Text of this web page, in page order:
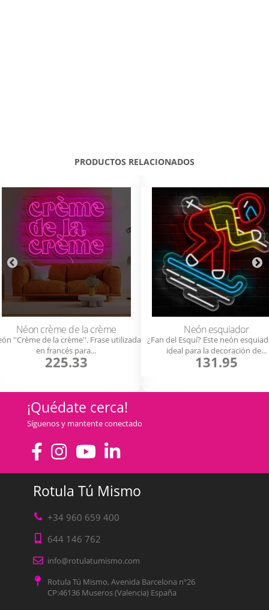
PRODUCTOS RELACIONADOS
Néon crème de la crème
''Crème de la crème''. Frase utilizada
en francés para...
225.33
Neón esquiador
¿Fan del Esquí? Este neón
ideal para la decoración de...
131.95
¡Quédate cerca!
Síguenos y mantente conectado
Rotula Tú Mismo
+34 960 659 400
644 146 762
info@rotulatumismo.com
Rotula Tú Mismo, Avenida Barcelona nº26
CP:46136 Museros (Valencia) España